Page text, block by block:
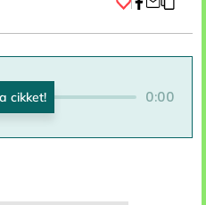
0:00